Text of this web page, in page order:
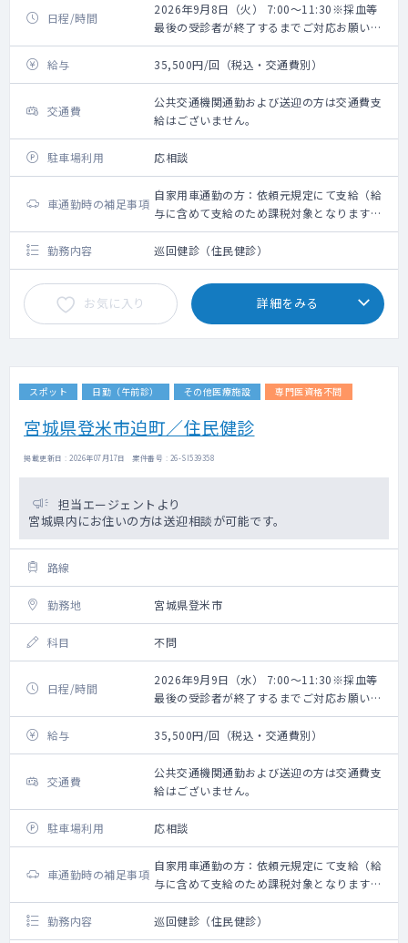
日程/時間
2026年9月8日（火） 7:00～11:30※採血等
最後の受診者が終了するまでご対応お願いい
たします。
給与
35,500円/回（税込・交通費別）
交通費
公共交通機関通勤および送迎の方は交通費支
給はございません。
駐車場利用 応相談
車通勤時の補足事項
自家用車通勤の方：依頼元規定にて支給（給
与に含めて支給のため課税対象となります。
備考欄参照ください）
勤務内容
巡回健診（住民健診）
お気に入り 詳細をみる
スポット 日勤（午前診） その他医療施設 専門医資格不問
宮城県登米市迫町／住民健診
掲載更新日 : 2026年07月17日 案件番号 : 26-SI539358
担当エージェントより
宮城県内にお住いの方は送迎相談が可能です。
路線
勤務地 宮城県登米市
科目 不問
日程/時間
2026年9月9日（水） 7:00～11:30※採血等
最後の受診者が終了するまでご対応お願いい
たします。
給与
35,500円/回（税込・交通費別）
交通費
公共交通機関通勤および送迎の方は交通費支
給はございません。
駐車場利用 応相談
車通勤時の補足事項
自家用車通勤の方：依頼元規定にて支給（給
与に含めて支給のため課税対象となります。
備考欄参照ください）
勤務内容
巡回健診（住民健診）